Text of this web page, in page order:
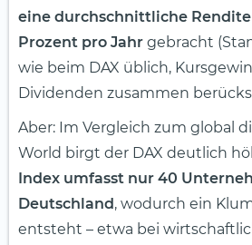
eine durchschnittliche Rendite
Prozent pro Jahr gebracht
wie beim DAX üblich,
Dividenden zusammen
Aber: Im Vergleich zum global
World birgt der DAX deutlich
Index umfasst nur 40
Deutschland , wodurch ein
entsteht – etwa bei